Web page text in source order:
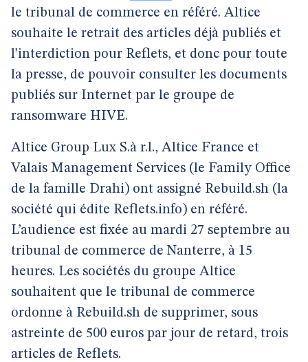
le tribunal de commerce en référé. Altice
souhaite le retrait des articles déjà publiés et
l’interdiction pour Reflets, et donc pour toute
la presse, de pouvoir consulter les documents
publiés sur Internet par le groupe de
ransomware HIVE.
Altice Group Lux S.à r.l., Altice France et
Valais Management Services (le Family Office
de la famille Drahi) ont assigné Rebuild.sh (la
société qui édite Reflets.info) en référé.
L’audience est fixée au mardi 27 septembre au
tribunal de commerce de Nanterre, à 15
heures. Les sociétés du groupe Altice
souhaitent que le tribunal de commerce
ordonne à Rebuild.sh de supprimer, sous
astreinte de 500 euros par jour de retard, trois
articles de Reflets.